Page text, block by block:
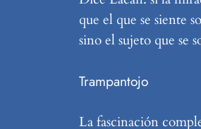
que el que se siente
sino el sujeto que se
Trampantojo
La fascinación